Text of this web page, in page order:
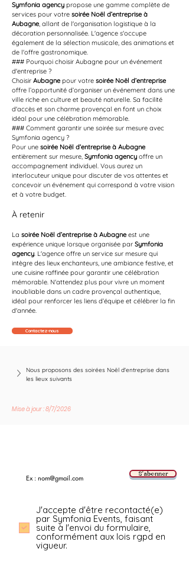
Symfonia agency propose une gamme complète de
services pour votre soirée Noël d’entreprise à
Aubagne, allant de l'organisation logistique à la
décoration personnalisée. L'agence s'occupe
également de la sélection musicale, des animations et
de l'offre gastronomique.
### Pourquoi choisir Aubagne pour un événement
d'entreprise ?
Choisir Aubagne pour votre soirée Noël d’entreprise
offre l’opportunité d’organiser un événement dans une
ville riche en culture et beauté naturelle. Sa facilité
d'accès et son charme provençal en font un choix
idéal pour une célébration mémorable.
### Comment garantir une soirée sur mesure avec
Symfonia agency ?
Pour une soirée Noël d’entreprise à Aubagne
entièrement sur mesure, Symfonia agency offre un
accompagnement individuel. Vous aurez un
interlocuteur unique pour discuter de vos attentes et
concevoir un événement qui correspond à votre vision
et à votre budget.
À retenir
La soirée Noël d’entreprise à Aubagne est une
expérience unique lorsque organisée par Symfonia
agency. L'agence offre un service sur mesure qui
intègre des lieux enchanteurs, une ambiance festive, et
une cuisine raffinée pour garantir une célébration
mémorable. N'attendez plus pour vivre un moment
inoubliable dans un cadre provençal authentique,
idéal pour renforcer les liens d’équipe et célébrer la fin
d'année.
Contactez-nous
Nous proposons des soirées Noël d'entreprise dans
les lieux suivants
Mise à jour : 8/7/2026
S'abonner
J'accepte d'être recontacté(e)
par Symfonia Events, faisant
suite à l'envoi du formulaire,
conformément aux lois rgpd en
vigueur.